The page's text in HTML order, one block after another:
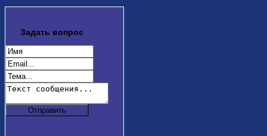
Задать вопрос